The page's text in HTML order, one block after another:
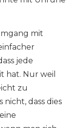
mit
jede
hat. Nur weil
zu
dass dies